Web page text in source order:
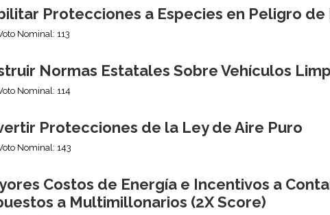
Protecciones a Especies en Peligro de
Nominal: 113
Normas Estatales Sobre Vehículos
Nominal: 114
Protecciones de la Ley de Aire Puro
Nominal: 143
Costos de Energía e Incentivos a
a Multimillonarios (2X Score)